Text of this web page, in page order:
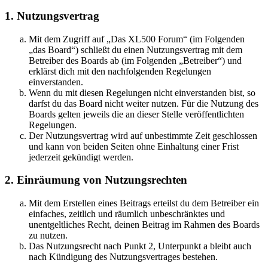
1. Nutzungsvertrag
Mit dem Zugriff auf „Das XL500 Forum“ (im Folgenden
„das Board“) schließt du einen Nutzungsvertrag mit dem
Betreiber des Boards ab (im Folgenden „Betreiber“) und
erklärst dich mit den nachfolgenden Regelungen
einverstanden.
Wenn du mit diesen Regelungen nicht einverstanden bist, so
darfst du das Board nicht weiter nutzen. Für die Nutzung des
Boards gelten jeweils die an dieser Stelle veröffentlichten
Regelungen.
Der Nutzungsvertrag wird auf unbestimmte Zeit geschlossen
und kann von beiden Seiten ohne Einhaltung einer Frist
jederzeit gekündigt werden.
2. Einräumung von Nutzungsrechten
Mit dem Erstellen eines Beitrags erteilst du dem Betreiber ein
einfaches, zeitlich und räumlich unbeschränktes und
unentgeltliches Recht, deinen Beitrag im Rahmen des Boards
zu nutzen.
Das Nutzungsrecht nach Punkt 2, Unterpunkt a bleibt auch
nach Kündigung des Nutzungsvertrages bestehen.